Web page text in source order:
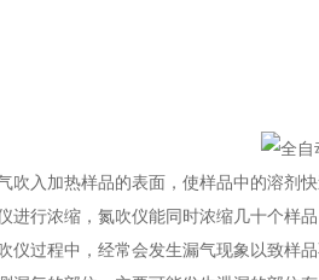
吹入加热样品的表面，使样品中的溶剂
进行浓缩，氮吹仪能同时浓缩几十个样
过程中，经常会发生漏气现象以致样品